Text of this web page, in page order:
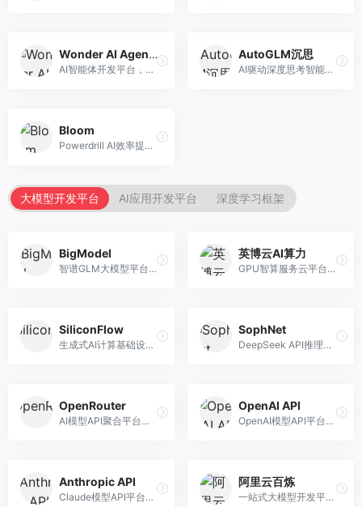
Wonder AI Agents
AI智能体开发平台，专注于低代码智能体创建。面向开发者，提供可视化开发、模板库、部署服务等功能，开发门槛低。
AutoGLM沉思
AI驱动深度思考智能体，专注于复杂推理任务。面向高级用户，提供深度分析、逻辑推理、决策支持等服务，推理能力强。
Bloom
Powerdrill AI效率提升平台，专注于企业智能化。面向企业用户，提供智能体创建、流程自动化、数据分析等服务，企业效率提升显著。
大模型开发平台 AI应用开发平台 深度学习框架
BigModel
智谱GLM大模型平台，提供API调用与模型服务。面向开发者和企业用户，提供GLM系列模型API、微调服务、应用开发工具等，开源生态完善。
英博云AI算力
GPU智算服务云平台，专注于AI算力租赁。面向AI研究者和企业，提供GPU租赁、模型训练、推理服务等，算力资源丰富。
SiliconFlow
生成式AI计算基础设施平台，专注于模型推理服务。面向开发者和企业，提供多模型API、高性能推理、成本优化等服务，推理性价比高。
SophNet
DeepSeek API推理平台，专注于DeepSeek模型服务。面向开发者，提供DeepSeek模型API、高性能推理、低成本服务，推理效率高。
OpenRouter
AI模型API聚合平台，整合多种主流大模型。面向开发者，提供统一API接口、模型对比、成本优化等服务，模型选择灵活。
OpenAI API
OpenAI模型API平台，提供GPT系列模型服务。面向开发者，提供模型API、微调服务、Assistants API等，是AI开发领域的基础设施。
Anthropic API
Claude模型API平台，专注于安全可靠的AI服务。面向开发者，提供Claude系列模型API、安全特性、企业级服务等，API质量高。
阿里云百炼
一站式大模型开发平台，深度整合阿里云服务。面向企业开发者和AI团队，提供模型训练、微调、部署、应用开发等全流程服务，企业级功能完善。